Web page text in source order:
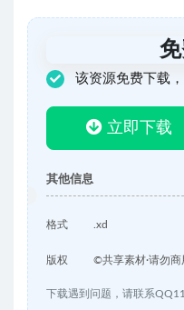
该资源免费下载
立即下载
其他信息
格式 .xd
版权 ©共享素材·请勿商
下载遇到问题，请联系